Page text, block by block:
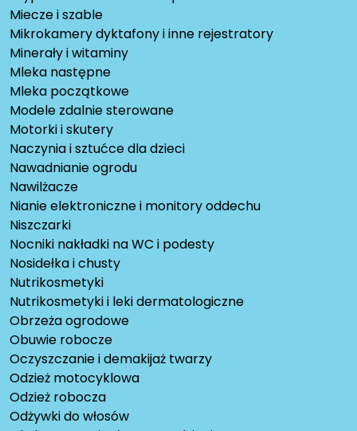
Miecze i szable
Mikrokamery dyktafony i inne rejestratory
Minerały i witaminy
Mleka następne
Mleka początkowe
Modele zdalnie sterowane
Motorki i skutery
Naczynia i sztućce dla dzieci
Nawadnianie ogrodu
Nawilżacze
Nianie elektroniczne i monitory oddechu
Niszczarki
Nocniki nakładki na WC i podesty
Nosidełka i chusty
Nutrikosmetyki
Nutrikosmetyki i leki dermatologiczne
Obrzeża ogrodowe
Obuwie robocze
Oczyszczanie i demakijaż twarzy
Odzież motocyklowa
Odzież robocza
Odżywki do włosów